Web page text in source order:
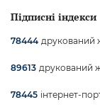
Підписні індекси
78444 друкований
89613 друкований
78445 інтернет-